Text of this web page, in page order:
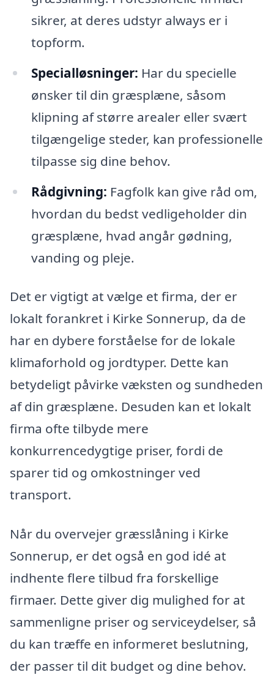
sikrer, at deres udstyr always er i
topform.
Specialløsninger: Har du specielle
ønsker til din græsplæne, såsom
klipning af større arealer eller svært
tilgængelige steder, kan professionelle
tilpasse sig dine behov.
Rådgivning: Fagfolk kan give råd om,
hvordan du bedst vedligeholder din
græsplæne, hvad angår gødning,
vanding og pleje.
Det er vigtigt at vælge et firma, der er
lokalt forankret i Kirke Sonnerup, da de
har en dybere forståelse for de lokale
klimaforhold og jordtyper. Dette kan
betydeligt påvirke væksten og sundheden
af din græsplæne. Desuden kan et lokalt
firma ofte tilbyde mere
konkurrencedygtige priser, fordi de
sparer tid og omkostninger ved
transport.
Når du overvejer græsslåning i Kirke
Sonnerup, er det også en god idé at
indhente flere tilbud fra forskellige
firmaer. Dette giver dig mulighed for at
sammenligne priser og serviceydelser, så
du kan træffe en informeret beslutning,
der passer til dit budget og dine behov.